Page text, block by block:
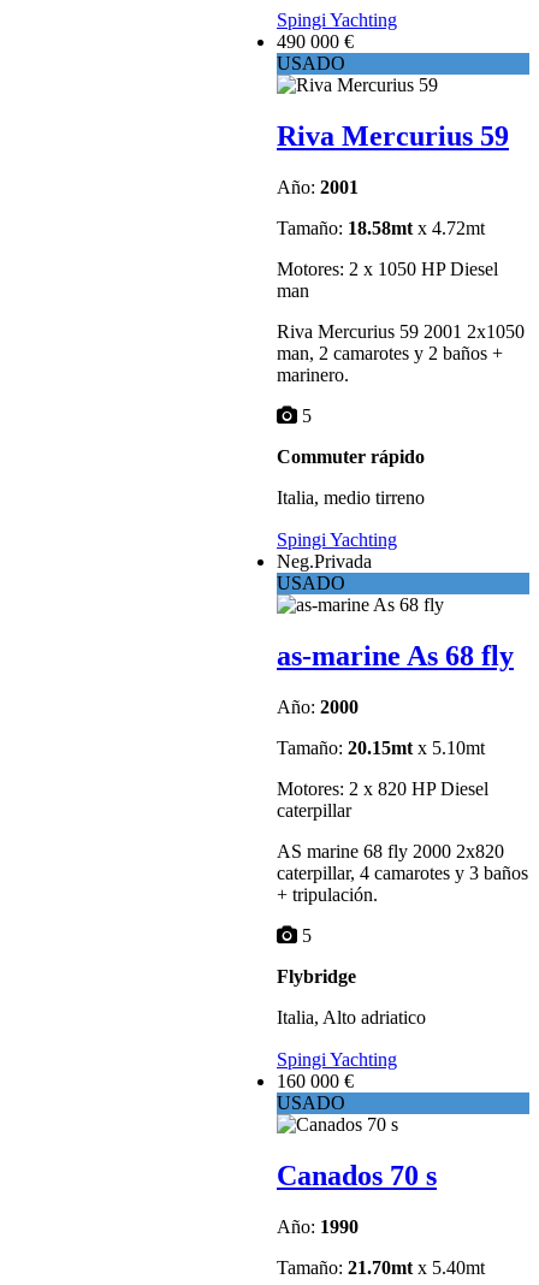
Spingi Yachting
490 000 €
USADO
Riva Mercurius 59
Año: 2001
Tamaño: 18.58mt x 4.72mt
Motores: 2 x 1050 HP Diesel
man
Riva Mercurius 59 2001 2x1050
man, 2 camarotes y 2 baños +
marinero.
5
Commuter rápido
Italia, medio tirreno
Spingi Yachting
Neg.Privada
USADO
as-marine As 68 fly
Año: 2000
Tamaño: 20.15mt x 5.10mt
Motores: 2 x 820 HP Diesel
caterpillar
AS marine 68 fly 2000 2x820
caterpillar, 4 camarotes y 3 baños
+ tripulación.
5
Flybridge
Italia, Alto adriatico
Spingi Yachting
160 000 €
USADO
Canados 70 s
Año: 1990
Tamaño: 21.70mt x 5.40mt